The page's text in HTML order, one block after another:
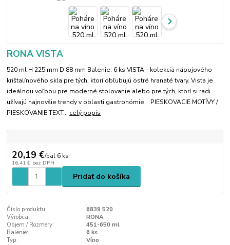
RONA VISTA
520 ml H 225 mm D 88 mm Balenie: 6 ks VISTA - kolekcia nápojového
krištalínového skla pre tých, ktorí obľubujú ostré hranaté tvary. Vista je
ideálnou voľbou pre moderné stolovanie alebo pre tých, ktorí si radi
užívajú najnovšie trendy v oblasti gastronómie. PIESKOVACIE MOTÍVY /
PIESKOVANIE TEXT... celý popis
20,19 €/bal 6 ks
16,41 € bez DPH
Pridať do košíka
Číslo produktu:
6839 520
Výrobca:
RONA
Objem / Rozmery:
451-650 ml
Balenie:
6 ks
Typ:
Víno